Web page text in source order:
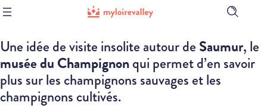
Ouvrir
de
Une idée de visite insolite autour de Saumur, le
musée du Champignonqui permet d’en savoir
plus sur les champignons sauvages et les
champignons cultivés.